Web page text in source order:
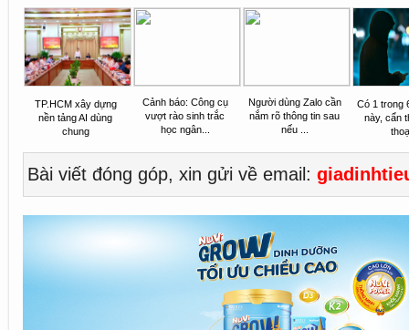
TP.HCM xây dựng
nền tảng AI dùng
chung
Cảnh báo: Công cụ
vượt rào sinh trắc
học ngân...
Người dùng Zalo cần
nắm rõ thông tin sau
nếu ...
Có 1 trong
này, cẩn
Bài viết đóng góp, xin gửi về email: